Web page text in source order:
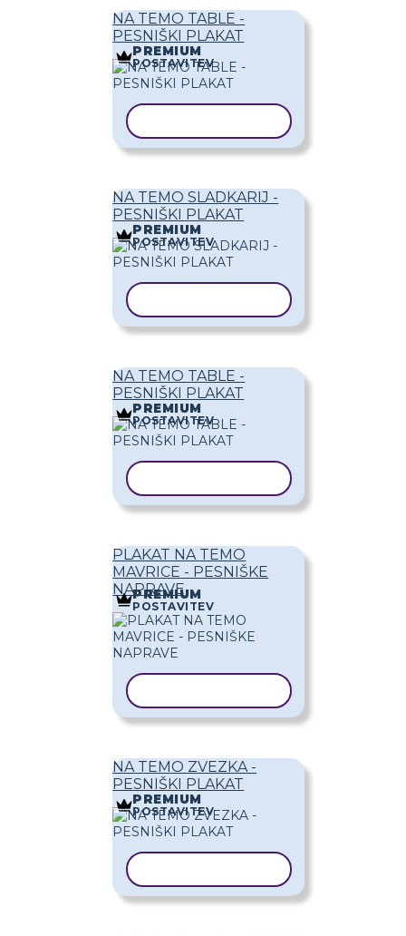
NA TEMO TABLE -
PESNIŠKI PLAKAT
PREMIUM
POSTAVITEV
NA TEMO SLADKARIJ -
PESNIŠKI PLAKAT
PREMIUM
POSTAVITEV
NA TEMO TABLE -
PESNIŠKI PLAKAT
PREMIUM
POSTAVITEV
PLAKAT NA TEMO
MAVRICE - PESNIŠKE
NAPRAVE
PREMIUM
POSTAVITEV
NA TEMO ZVEZKA -
PESNIŠKI PLAKAT
PREMIUM
POSTAVITEV